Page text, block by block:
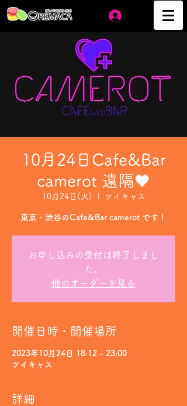
10月24日Cafe&Bar
camerot 遠隔🖤
10月24日(火) ツイキャス
東京・渋谷のCafe&Bar camerot です！
お申し込みの受付は終了しまし
た。
他のオーダーを見る
開催日時・開催場所
2023年10月24日 18:12 – 23:00
ツイキャス
詳細